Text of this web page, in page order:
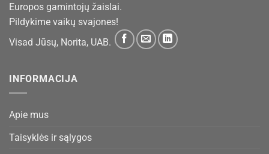
Europos gamintojų žaislai.
Pildykime vaikų svajones!
Visad Jūsų, Norita, UAB.
INFORMACIJA
Apie mus
Taisyklės ir sąlygos